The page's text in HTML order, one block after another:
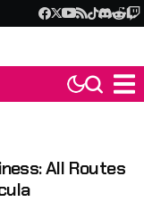
All Routes